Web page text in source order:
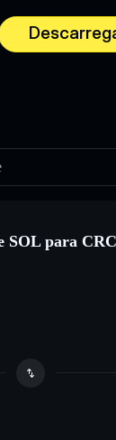
SOL para